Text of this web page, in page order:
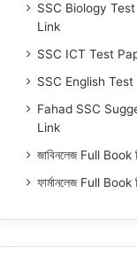
SSC Biology
Link
SSC ICT Test
SSC English
Fahad SSC
Link
জাবিনলেজ Full Book
ফার্মানলেজ Full Book